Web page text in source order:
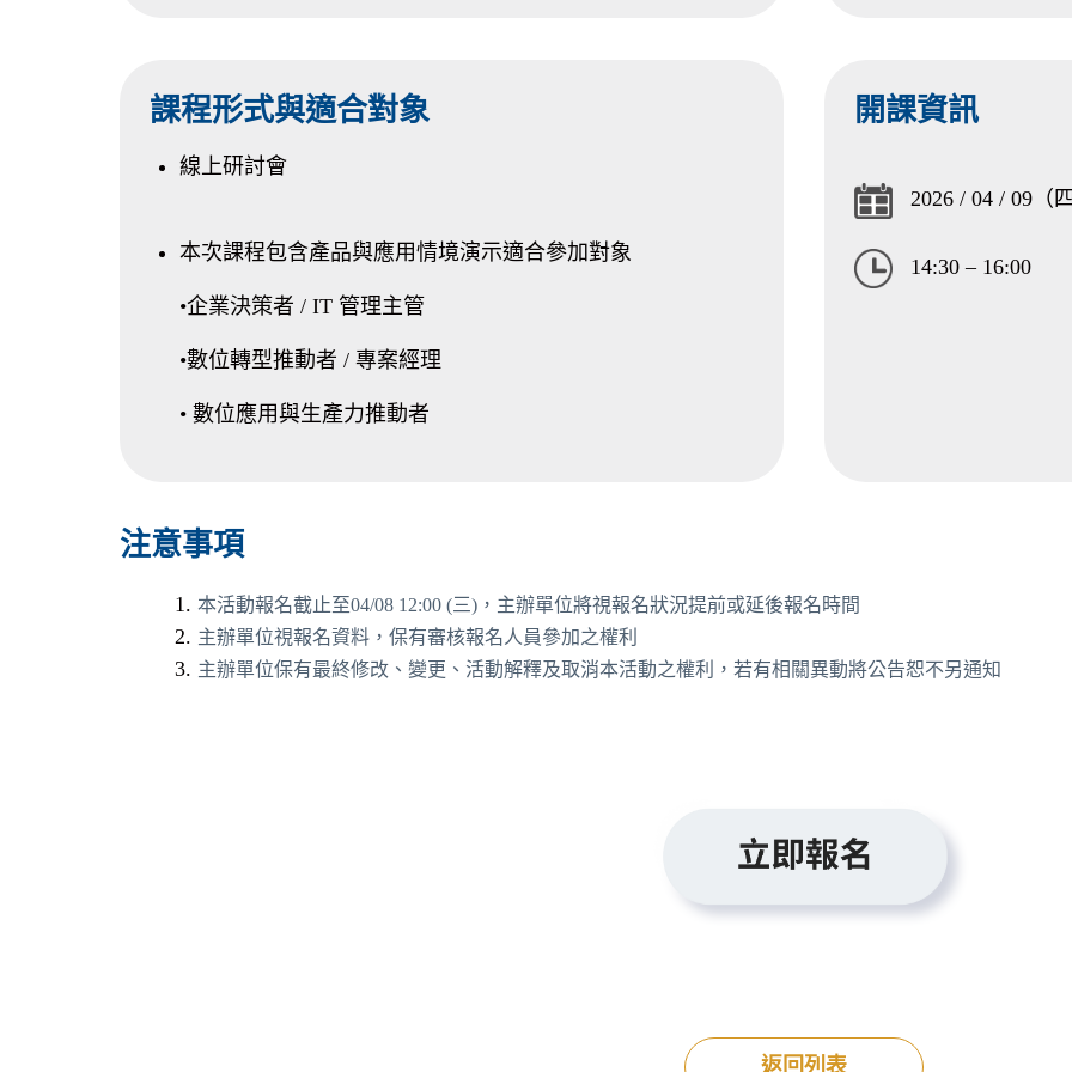
課程形式與適合對象
線上研討會
本次課程包含產品與應用情境演示適合參加對象
•企業決策者 / IT 管理主管
•數位轉型推動者 / 專案經理
• 數位應用與生產力推動者
開課資訊
2026 / 04 / 09（
14:30 – 16:00
注意事項
本活動報名截止至04/08 12:00 (三)，主辦單位將視報名狀況提前或延後報名時間
主辦單位視報名資料，保有審核報名人員參加之權利
主辦單位保有最終修改、變更、活動解釋及取消本活動之權利，若有相關異動將公告恕不另通知
返回列表